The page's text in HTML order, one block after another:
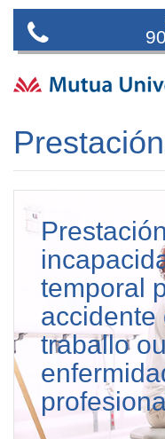
temporal
accidente
traballo ou